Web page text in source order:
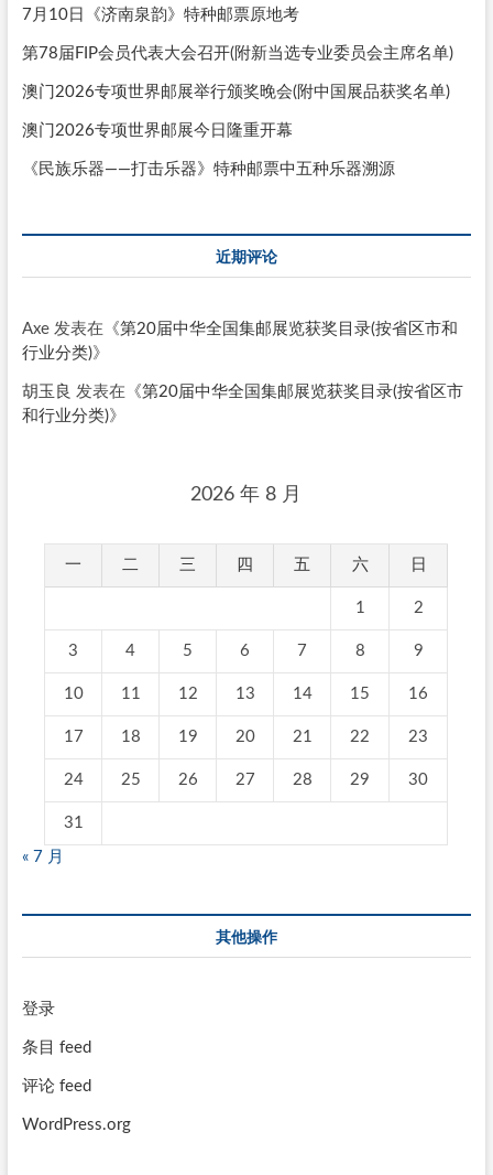
7月10日《济南泉韵》特种邮票原地考
第78届FIP会员代表大会召开(附新当选专业委员会主席名单)
澳门2026专项世界邮展举行颁奖晚会(附中国展品获奖名单)
澳门2026专项世界邮展今日隆重开幕
《民族乐器——打击乐器》特种邮票中五种乐器溯源
近期评论
Axe发表在《第20届中华全国集邮展览获奖目录(按省区市和
行业分类)》
胡玉良 发表在《第20届中华全国集邮展览获奖目录(按省区市
和行业分类)》
2026 年 8 月
一 二 三 四 五 六 日
1 2
3 4 5 6 7 8 9
10 11 12 13 14 15 16
17 18 19 20 21 22 23
24 25 26 27 28 29 30
31
« 7 月
其他操作
登录
条目 feed
评论 feed
WordPress.org